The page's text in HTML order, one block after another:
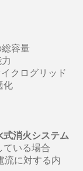
総容量
クログリッド
化
式消火システム
ている場合
流に対する内